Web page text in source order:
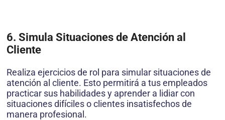
6. Simula Situaciones de Atención al
Cliente
Realiza ejercicios de rol para simular situaciones de
atención al cliente. Esto permitirá a tus empleados
practicar sus habilidades y aprender a lidiar con
situaciones difíciles o clientes insatisfechos de
manera profesional.